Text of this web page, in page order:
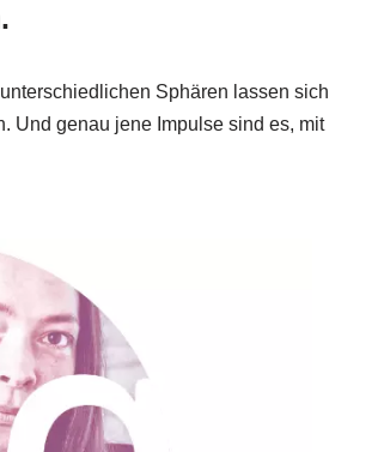
Sphären lassen sich
Und genau jene Impulse sind es, mit